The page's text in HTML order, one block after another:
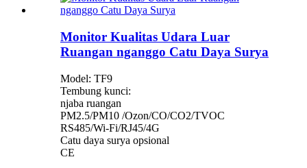
Monitor Kualitas Udara Luar
Ruangan nganggo Catu Daya Surya
Model: TF9
Tembung kunci:
njaba ruangan
PM2.5/PM10 /Ozon/CO/CO2/TVOC
RS485/Wi-Fi/RJ45/4G
Catu daya surya opsional
CE